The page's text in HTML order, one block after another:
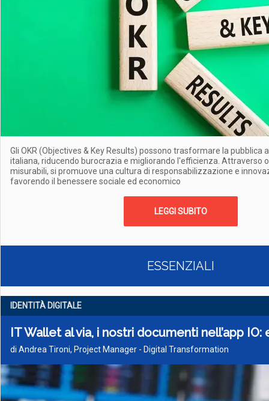
Gli OKR (Objectives & Key Results) possono trasformare la pubblica
italiana, riducendo burocrazia e migliorando l'efficienza. Attraverso
misurabili, si promuove una cultura di responsabilizzazione e
favorendo il benessere sociale ed economico
LEGGI SUBITO
ESSENZIALI
IDENTITÀ DIGITALE
IT Wallet al via, i nostri documenti nell’app
di Andrea Tironi, Project Manager - Digital Transformation